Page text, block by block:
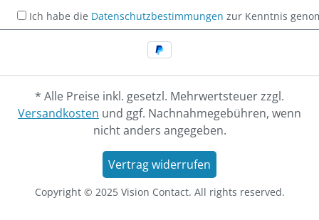
Ich habe die Datenschutzbestimmungen zur Kenntnis
* Alle Preise inkl. gesetzl. Mehrwertsteuer zzgl.
Versandkosten und ggf. Nachnahmegebühren, wenn
nicht anders angegeben.
Vertrag widerrufen
Copyright © 2025 Vision Contact. All rights reserved.